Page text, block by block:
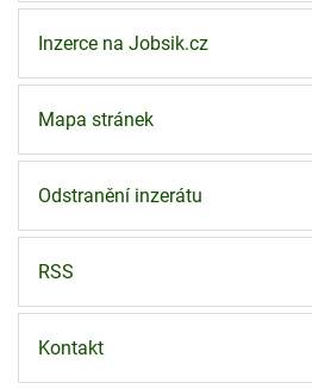
Inzerce na Jobsik.cz
Mapa stránek
Odstranění inzerátu
RSS
Kontakt